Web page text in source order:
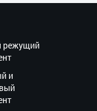
режущий
и